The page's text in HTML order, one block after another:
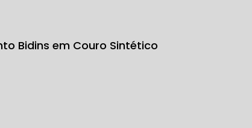
Bidins em Couro Sintético